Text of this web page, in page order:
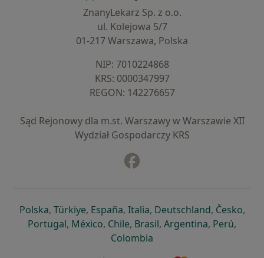
ZnanyLekarz Sp. z o.o.
ul. Kolejowa 5/7
01-217 Warszawa, Polska
NIP: ⁠7010224868
KRS: ⁠0000347997
REGON: ⁠142276657
Sąd Rejonowy dla m.st. Warszawy w Warszawie XII
Wydział Gospodarczy KRS
Polskaotwiera się w nowej karcie
, Türkiyeotwiera się w nowej karcie
, Españaotwiera się w nowej karcie
, Italiaotwiera się w nowej
, Deutschlandotwiera się
, Česko,
Portugalotwiera się w nowej karcie
, Méxicootwiera się w nowej karcie
, Chileotwiera się w nowej karcie
, Brasilotwiera się w nowej
, Argentinaotwiera się
, Perú,
Colombia